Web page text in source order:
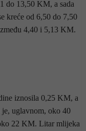
do 13,50 KM, a sada
kreće od 6,50 do 7,50
4,40 i 5,13 KM.
iznosila 0,25 KM, a
uglavnom, oko 40
22 KM. Litar mlijeka